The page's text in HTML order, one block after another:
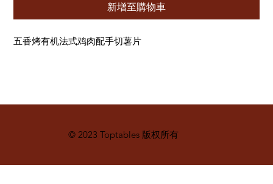
新增至購物車
五香烤有机法式鸡肉配手切薯片
© 2023 Toptables 版权所有